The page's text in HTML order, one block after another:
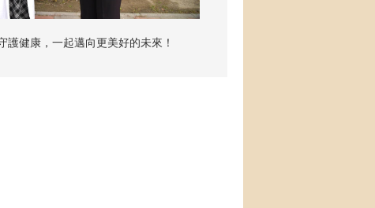
健康，一起邁向更美好的未來！